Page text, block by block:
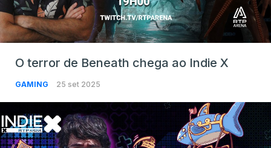
O terror de Beneath chega ao Indie X
GAMING 25 set 2025